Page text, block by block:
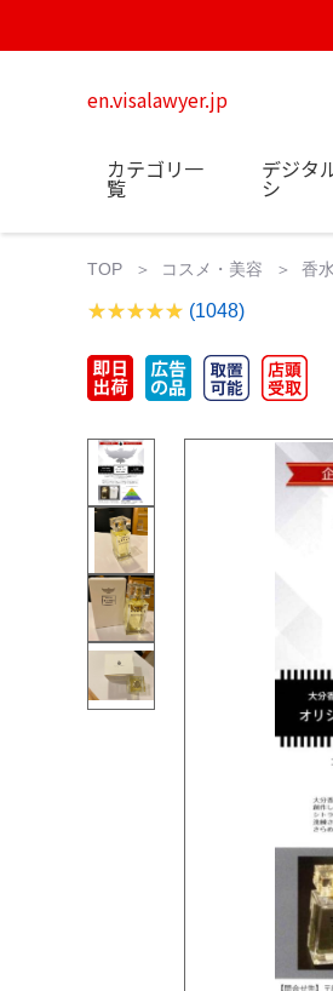
en.visalawyer.jp
カテゴリ一
覧
デジタ
シ
TOP コスメ・美容 香水
(1048)